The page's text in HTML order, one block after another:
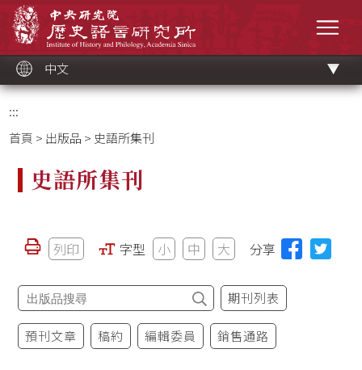
中文
:::
首頁 > 出版品 > 史語所集刊
史語所集刊
列印 字型 小 中 大 分享
期刊列表
預刊文章 稿約 編輯委員 銷售通路